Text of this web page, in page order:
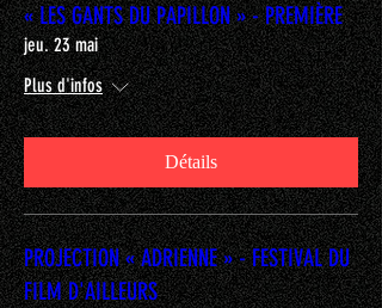
« LES GANTS DU PAPILLON » - PREMIÈRE
jeu. 23 mai
Plus d'infos
Détails
PROJECTION « ADRIENNE » - FESTIVAL DU
FILM D'AILLEURS